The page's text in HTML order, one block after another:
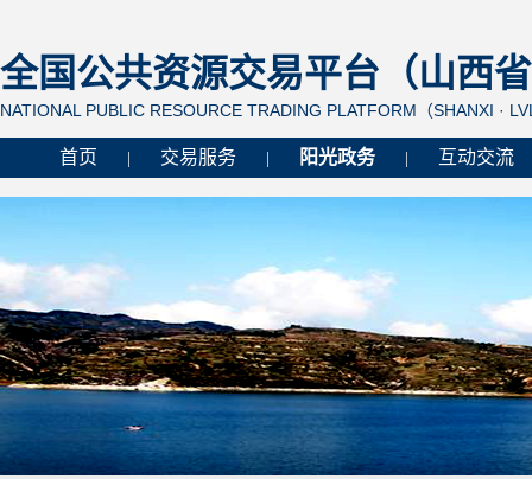
全国公共资源交易平台（山西
NATIONAL PUBLIC RESOURCE TRADING PLATFORM（SHANXI ·
首页 交易服务 阳光政务 互动交流